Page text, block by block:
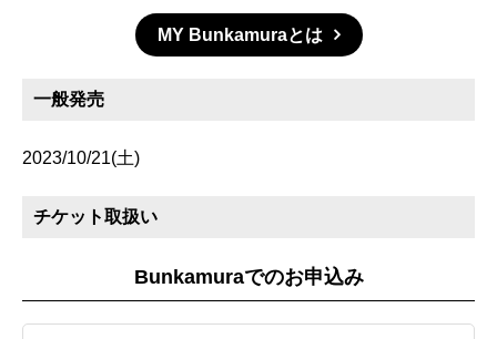
MY Bunkamuraとは
一般発売
2023/10/21(土)
チケット取扱い
Bunkamuraでのお申込み